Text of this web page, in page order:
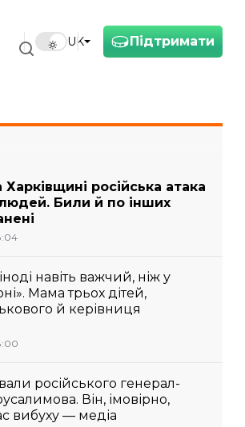
Підтримати
UK
Харківщині російська атака
Били й по інших
навіть важчий, ніж у
Мама трьох дітей,
й керівниця
російського генерал-
Він, імовірно,
вибуху — медіа